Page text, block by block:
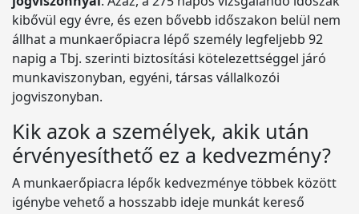
kibővül egy évre, és ezen bővebb időszakon belül nem
állhat a munkaerőpiacra lépő személy legfeljebb 92
napig a Tbj. szerinti biztosítási kötelezettséggel járó
munkaviszonyban, egyéni, társas vállalkozói
jogviszonyban.
Kik azok a személyek, akik után
érvényesíthető ez a kedvezmény?
A munkaerőpiacra lépők kedvezménye többek között
igénybe vehető a hosszabb ideje munkát kereső